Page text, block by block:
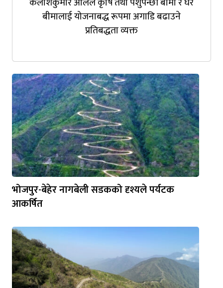
बीमालाई योजनाबद्ध रूपमा अगाडि बढाउने
प्रतिबद्धता व्यक्त
भोजपुर-बेहेर नागबेली सडकको दृश्यले पर्यटक
आकर्षित